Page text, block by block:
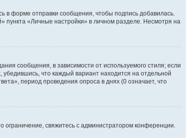
в форме отправки сообщения, чтобы подпись добавилась.
«Личные настройки» в личном разделе. Несмотря на
сообщения, в зависимости от используемого стиля; если
что каждый вариант находится на отдельной
период проведения опроса в днях (0 означает, что
ограничение, свяжитесь с администратором конференции.